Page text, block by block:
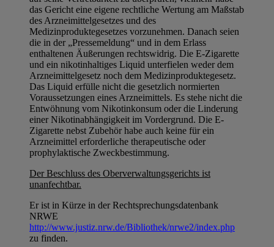
das Gericht eine eigene rechtliche Wertung am Maßstab
des Arzneimittelgesetzes und des
Medizinproduktegesetzes vorzunehmen. Danach seien
die in der „Pressemeldung“ und in dem Erlass
enthaltenen Äußerungen rechtswidrig. Die E-Zigarette
und ein nikotinhaltiges Liquid unterfielen weder dem
Arzneimittelgesetz noch dem Medizinproduktegesetz.
Das Liquid erfülle nicht die gesetzlich normierten
Voraussetzungen eines Arzneimittels. Es stehe nicht die
Entwöhnung vom Nikotinkonsum oder die Linderung
einer Nikotinabhängigkeit im Vordergrund. Die E-
Zigarette nebst Zubehör habe auch keine für ein
Arzneimittel erforderliche therapeutische oder
prophylaktische Zweckbestimmung.
Der Beschluss des Oberverwaltungsgerichts ist
unanfechtbar.
Er ist in Kürze in der Rechtsprechungsdatenbank
NRWE
http://www.justiz.nrw.de/Bibliothek/nrwe2/index.php
zu finden.